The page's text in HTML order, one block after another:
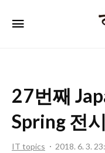
27번째
Spring 전
IT topics 2018. 6. 3.